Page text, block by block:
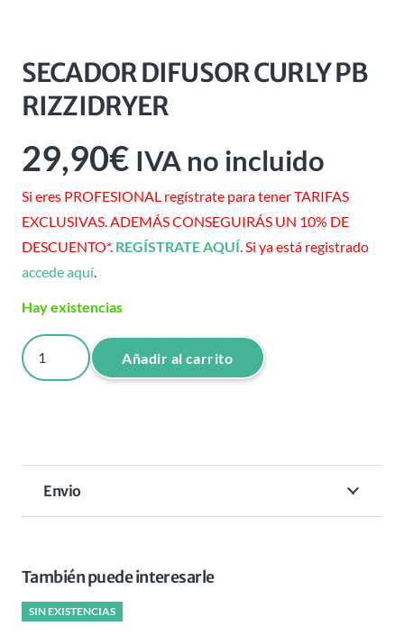
SECADOR DIFUSOR CURLY PB
RIZZIDRYER
29,90€ IVA no incluido
Si eres PROFESIONAL regístrate para tener TARIFAS
EXCLUSIVAS. ADEMÁS CONSEGUIRÁS UN 10% DE
DESCUENTO*. REGÍSTRATE AQUÍ. Si ya está registrado
accede aquí.
Hay existencias
SECADOR
DIFUSOR
Añadir al carrito
Envio
También puede interesarle
SIN EXISTENCIAS